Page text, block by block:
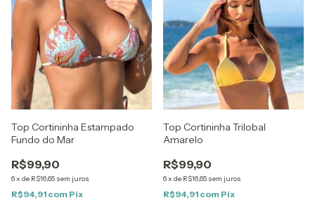
Top Cortininha Estampado
Fundo do Mar
R$99,90
6x de R$16,65 sem juros
R$94,91 com Pix
Top Cortininha Trilobal
Amarelo
R$99,90
6x de R$16,65 sem juros
R$94,91 com Pix